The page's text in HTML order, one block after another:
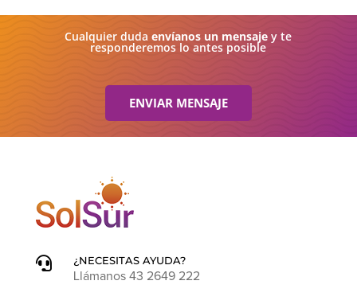
Cualquier dudaenvíanos un mensaje y te
responderemos lo antes posible
ENVIAR MENSAJE

¿NECESITAS AYUDA?
Llámanos 43 2649 222